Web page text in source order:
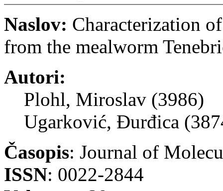
Naslov: Characterization
from the mealworm
Autori:
Plohl, Miroslav (3986)
Ugarković, Đurđica
Časopis: Journal of
ISSN: 0022-2844